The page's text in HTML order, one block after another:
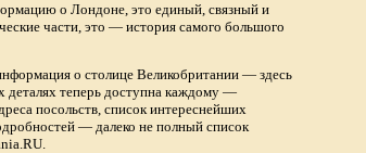
о Лондоне, это единый, связный и
части, это — история самого большого
о столице Великобритании — здесь
деталях теперь доступна каждому —
посольств, список интереснейших
— далеко не полный список